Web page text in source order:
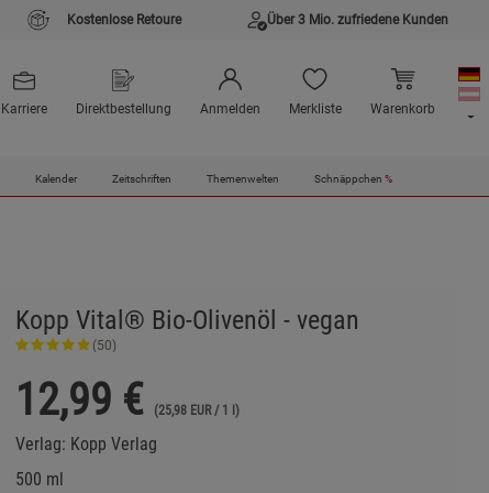
Kostenlose Retoure Über 3 Mio. zufriedene Kunden
Karriere Direktbestellung Anmelden Merkliste Warenkorb
Kalender Zeitschriften Themenwelten Schnäppchen %
Kopp Vital® Bio-Olivenöl - vegan
(50)
12,99 € (25,98 EUR / 1 l)
Verlag: Kopp Verlag
500 ml